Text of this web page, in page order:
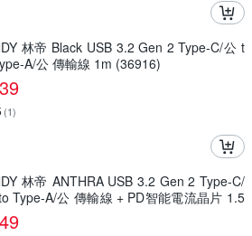
林帝 Black USB 3.2 Gen 2 Type-C/公 t
A/公 傳輸線 1m (36916)
(1)
林帝 ANTHRA USB 3.2 Gen 2 Type-C/
Type-A/公 傳輸線 + PD智能電流晶片 1.5